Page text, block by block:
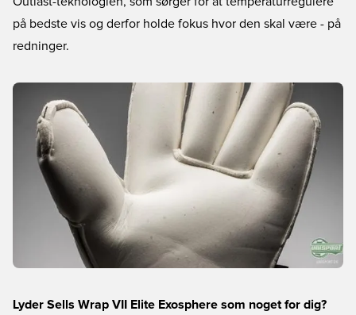
på bedste vis og derfor holde fokus hvor den skal være - på
redninger.
Lyder Sells Wrap VII Elite Exosphere som noget for dig?